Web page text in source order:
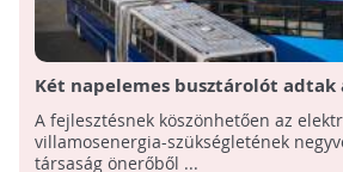
Két napelemes busztárolót adtak
kelenföldi buszgarázsában
A fejlesztésnek köszönhetően az
villamosenergia-szükségletének
társaság önerőből ...